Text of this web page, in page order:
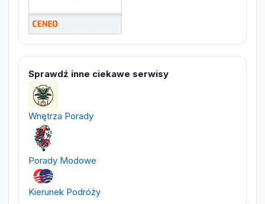
Sprawdź inne ciekawe serwisy
Wnętrza Porady
Porady Modowe
Kierunek Podróży